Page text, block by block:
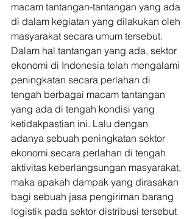
macam tantangan-tantangan yang ada
di dalam kegiatan yang dilakukan oleh
masyarakat secara umum tersebut.
Dalam hal tantangan yang ada, sektor
ekonomi di Indonesia telah mengalami
peningkatan secara perlahan di
tengah berbagai macam tantangan
yang ada di tengah kondisi yang
ketidakpastian ini. Lalu dengan
adanya sebuah peningkatan sektor
ekonomi secara perlahan di tengah
aktivitas keberlangsungan masyarakat,
maka apakah dampak yang dirasakan
bagi sebuah jasa pengiriman barang
logistik pada sektor distribusi tersebut